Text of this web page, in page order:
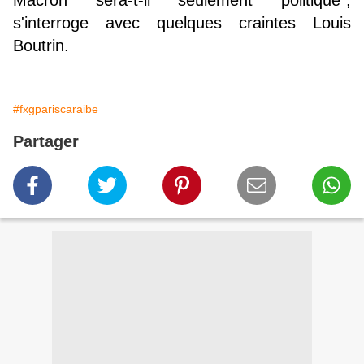
s'interroge avec quelques craintes Louis
Boutrin.
#fxgpariscaraibe
Partager